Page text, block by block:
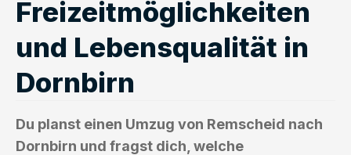
Freizeitmöglichkeiten
und Lebensqualität in
Dornbirn
Du planst einen Umzug von Remscheid nach
Dornbirn und fragst dich, welche